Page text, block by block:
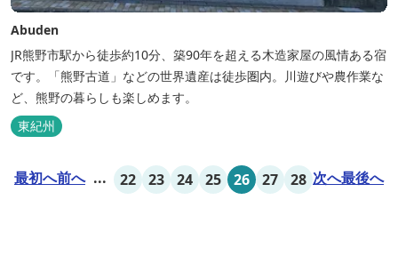
Abuden
JR熊野市駅から徒歩約10分、築90年を超える木造家屋の風情ある宿
です。「熊野古道」などの世界遺産は徒歩圏内。川遊びや農作業な
ど、熊野の暮らしも楽しめます。
東紀州
最初へ前へ ... 22 23 24 25 26 27 28 次へ最後へ